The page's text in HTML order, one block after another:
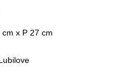
x P 27 cm